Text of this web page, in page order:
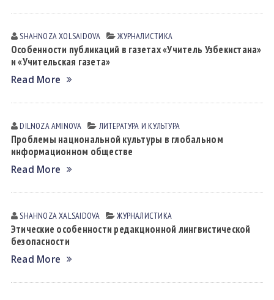
SHAHNOZA XOLSАIDOVА ЖУРНАЛИСТИКА
Особенности публикаций в газетах «Учитель Узбекистана»
и «Учительская газета»
Read More
DILNOZA АMINOVА ЛИТЕРАТУРА И КУЛЬТУРА
Проблемы национальной культуры в глобальном
информационном обществе
Read More
SHAHNOZA XАLSАIDOVА ЖУРНАЛИСТИКА
Этические особенности редакционной лингвистической
безопасности
Read More